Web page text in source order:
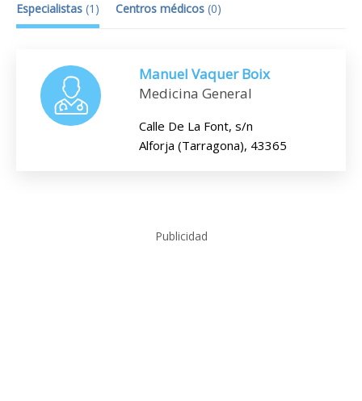
Especialistas (1 ) Centros médicos (0)
Manuel Vaquer Boix
Medicina General
Calle De La Font, s/n
Alforja (Tarragona), 43365
Publicidad